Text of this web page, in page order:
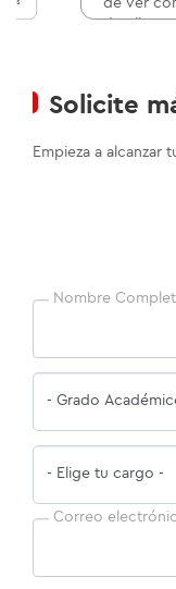
de ver
de
Solicite
Empieza a alcanzar
Nombre
Correo